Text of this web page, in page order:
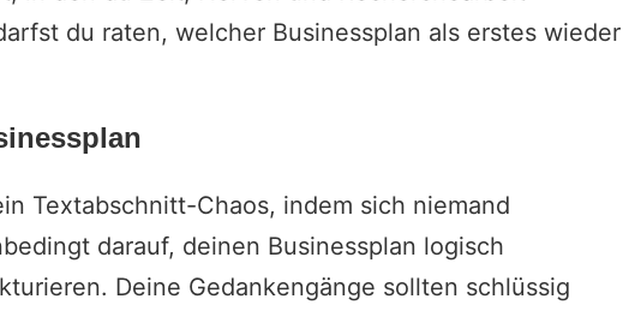
du raten, welcher Businessplan als erstes wieder
Textabschnitt-Chaos, indem sich niemand
darauf, deinen Businessplan logisch
Deine Gedankengänge sollten schlüssig